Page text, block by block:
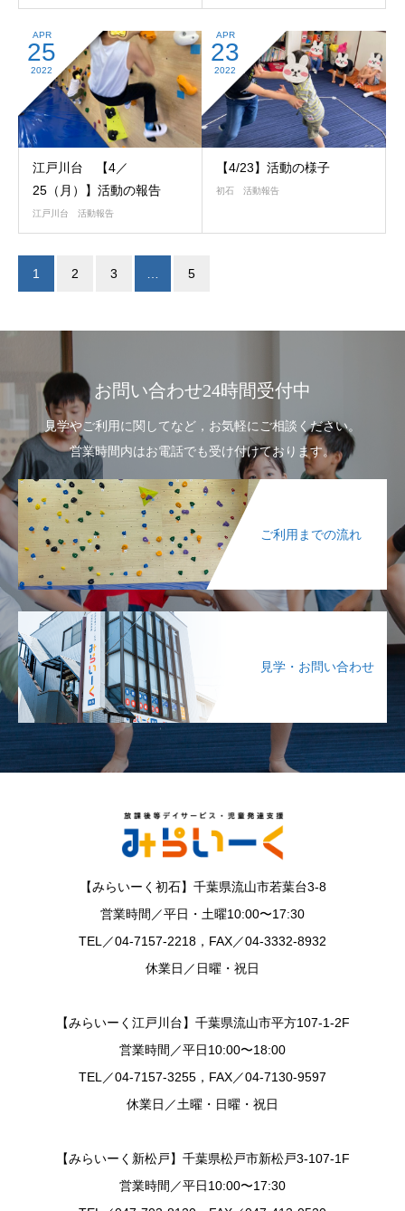
APR
25
2022
江戸川台 【4／
25（月）】活動の報告
江戸川台 活動報告
APR
23
2022
【4/23】活動の様子
初石 活動報告
1 2 3 5
お問い合わせ24時間受付中
見学やご利用に関してなど，お気軽にご相談ください。
営業時間内はお電話でも受け付けております。
ご利用までの流れ
見学・お問い合わせ
【みらいーく初石】千葉県流山市若葉台3-8
営業時間／平日・土曜10:00〜17:30
TEL／04-7157-2218，FAX／04-3332-8932
休業日／日曜・祝日
【みらいーく江戸川台】千葉県流山市平方107-1-2F
営業時間／平日10:00〜18:00
TEL／04-7157-3255，FAX／04-7130-9597
休業日／土曜・日曜・祝日
【みらいーく新松戸】千葉県松戸市新松戸3-107-1F
営業時間／平日10:00〜17:30